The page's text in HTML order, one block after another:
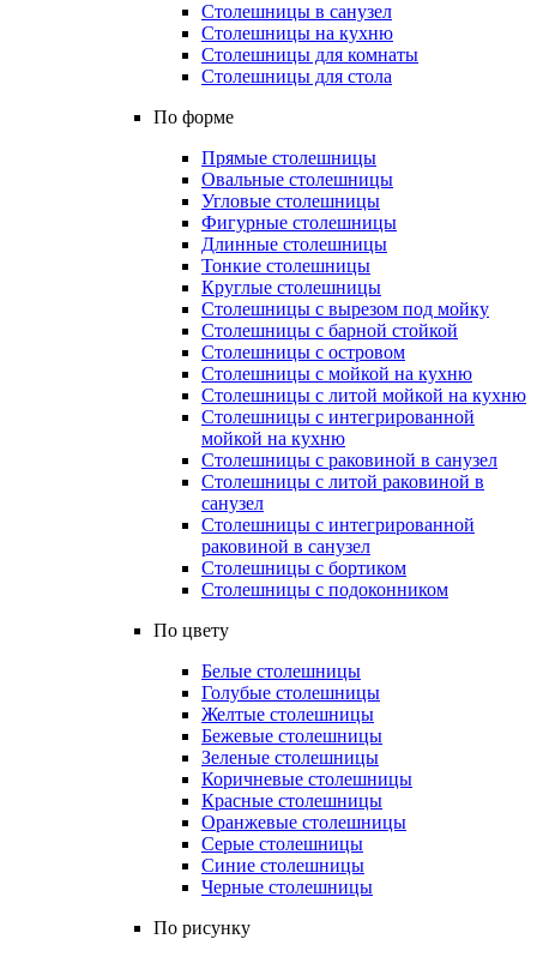
Столешницы в санузел
Столешницы на кухню
Столешницы для комнаты
Столешницы для стола
По форме
Прямые столешницы
Овальные столешницы
Угловые столешницы
Фигурные столешницы
Длинные столешницы
Тонкие столешницы
Круглые столешницы
Столешницы с вырезом под мойку
Столешницы с барной стойкой
Столешницы с островом
Столешницы с мойкой на кухню
Столешницы с литой мойкой на кухню
Столешницы с интегрированной
мойкой на кухню
Столешницы с раковиной в санузел
Столешницы с литой раковиной в
санузел
Столешницы с интегрированной
раковиной в санузел
Столешницы с бортиком
Столешницы с подоконником
По цвету
Белые столешницы
Голубые столешницы
Желтые столешницы
Бежевые столешницы
Зеленые столешницы
Коричневые столешницы
Красные столешницы
Оранжевые столешницы
Серые столешницы
Синие столешницы
Черные столешницы
По рисунку